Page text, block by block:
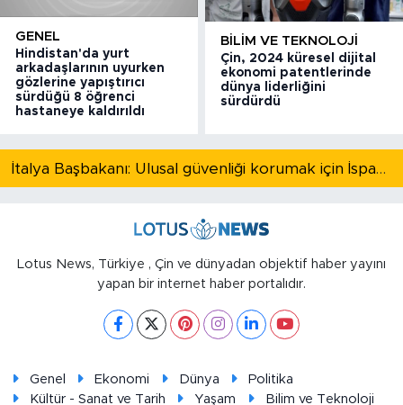
GENEL
Hindistan'da yurt
arkadaşlarının uyurken
gözlerine yapıştırıcı
sürdüğü 8 öğrenci
hastaneye kaldırıldı
BILIM VE TEKNOLOJI
Çin, 2024 küresel dijital
ekonomi patentlerinde
dünya liderliğini
sürdürdü
İtalya Başbakanı: Ulusal güvenliği korumak için İspanya ile Schengen kapsamındaki serbest dolaşımı askıya alıyoruz
Lotus News, Türkiye , Çin ve dünyadan objektif haber yayını
yapan bir internet haber portalıdır.
Genel Ekonomi Dünya
Politika
Kültür - Sanat ve Tarih
Yaşam Bilim ve Teknoloji